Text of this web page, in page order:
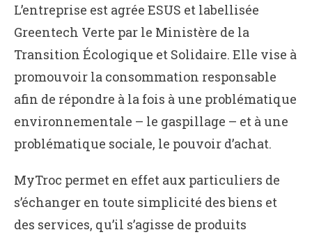
L’entreprise est agrée ESUS et labellisée
Greentech Verte par le Ministère de la
Transition Écologique et Solidaire. Elle vise à
promouvoir la consommation responsable
afin de répondre à la fois à une problématique
environnementale – le gaspillage – et à une
problématique sociale, le pouvoir d’achat.
MyTroc permet en effet aux particuliers de
s’échanger en toute simplicité des biens et
des services, qu’il s’agisse de produits